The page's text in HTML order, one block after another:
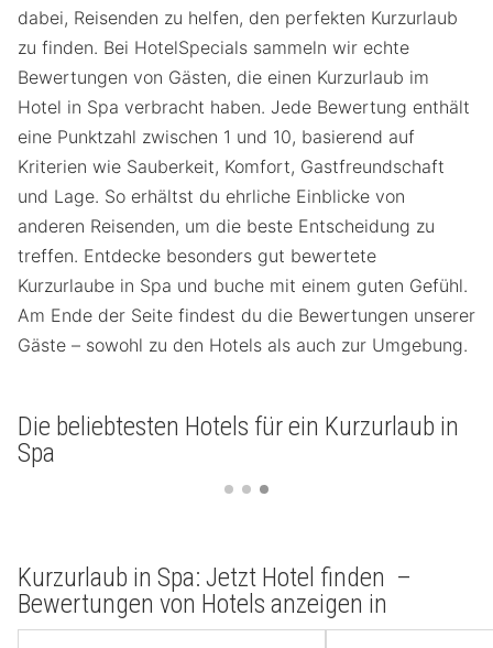
dabei, Reisenden zu helfen, den perfekten Kurzurlaub
zu finden. Bei HotelSpecials sammeln wir echte
Bewertungen von Gästen, die einen Kurzurlaub im
Hotel in Spa verbracht haben. Jede Bewertung enthält
eine Punktzahl zwischen 1 und 10, basierend auf
Kriterien wie Sauberkeit, Komfort, Gastfreundschaft
und Lage. So erhältst du ehrliche Einblicke von
anderen Reisenden, um die beste Entscheidung zu
treffen. Entdecke besonders gut bewertete
Kurzurlaube in Spa und buche mit einem guten Gefühl.
Am Ende der Seite findest du die Bewertungen unserer
Gäste – sowohl zu den Hotels als auch zur Umgebung.
Die beliebtesten Hotels für ein Kurzurlaub in
Spa
Kurzurlaub in Spa: Jetzt Hotel finden –
Bewertungen von Hotels anzeigen in